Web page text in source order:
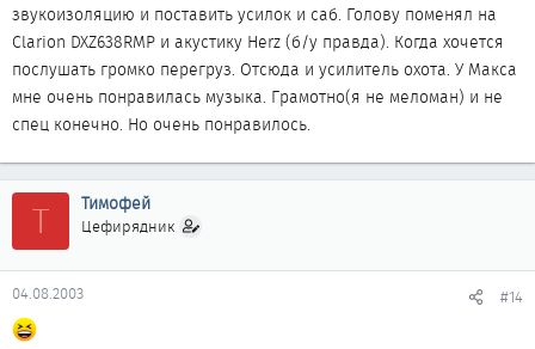
звукоизоляцию и поставить усилок и саб. Голову поменял на
Clarion DXZ638RMP и акустику Herz (б/у правда). Когда хочется
послушать громко перегруз. Отсюда и усилитель охота. У Макса
мне очень понравилась музыка. Грамотно(я не меломан) и не
спец конечно. Но очень понравилось.
Т Тимофей
Цефирядник
04.08.2003 #14